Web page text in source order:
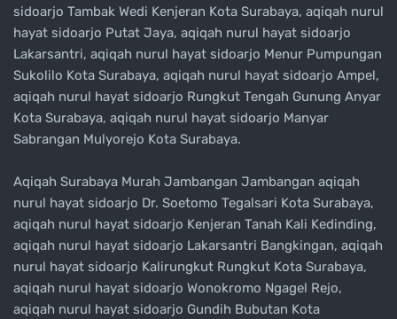
sidoarjo Tambak Wedi Kenjeran Kota Surabaya, aqiqah nurul
hayat sidoarjo Putat Jaya, aqiqah nurul hayat sidoarjo
Lakarsantri, aqiqah nurul hayat sidoarjo Menur Pumpungan
Sukolilo Kota Surabaya, aqiqah nurul hayat sidoarjo Ampel,
aqiqah nurul hayat sidoarjo Rungkut Tengah Gunung Anyar
Kota Surabaya, aqiqah nurul hayat sidoarjo Manyar
Sabrangan Mulyorejo Kota Surabaya.
Aqiqah Surabaya Murah Jambangan Jambangan aqiqah
nurul hayat sidoarjo Dr. Soetomo Tegalsari Kota Surabaya,
aqiqah nurul hayat sidoarjo Kenjeran Tanah Kali Kedinding,
aqiqah nurul hayat sidoarjo Lakarsantri Bangkingan, aqiqah
nurul hayat sidoarjo Kalirungkut Rungkut Kota Surabaya,
aqiqah nurul hayat sidoarjo Wonokromo Ngagel Rejo,
aqiqah nurul hayat sidoarjo Gundih Bubutan Kota